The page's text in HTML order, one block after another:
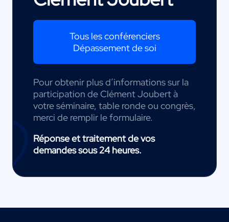
Tous les conférenciers
Dépassement de soi
Pour obtenir plus d’informations sur la
participation de Clément Joubert à
votre séminaire, table ronde ou congrès,
merci de remplir le formulaire.
Réponse et traitement de vos
demandes sous 24 heures.